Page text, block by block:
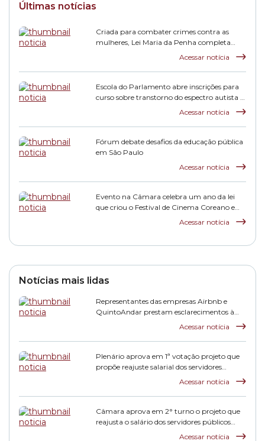
Últimas notícias
Criada para combater crimes contra as
mulheres, Lei Maria da Penha completa
Acessar notícia
Escola do Parlamento abre inscrições para
curso sobre transtorno do espectro autista e
Acessar notícia
Fórum debate desafios da educação pública
em São Paulo
Acessar notícia
Evento na Câmara celebra um ano da lei
que criou o Festival de Cinema Coreano em
Acessar notícia
Notícias mais lidas
Representantes das empresas Airbnb e
QuintoAndar prestam esclarecimentos à
Acessar notícia
Plenário aprova em 1ª votação projeto que
propõe reajuste salarial dos servidores
Acessar notícia
Câmara aprova em 2° turno o projeto que
reajusta o salário dos servidores públicos
Acessar notícia